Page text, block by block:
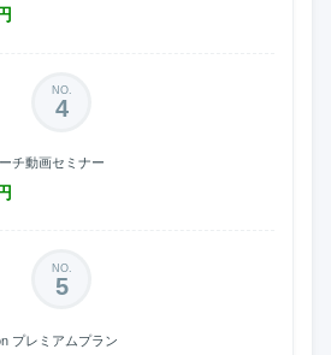
NO.
4
チ動画セミナー
NO.
5
プレミアムプラン